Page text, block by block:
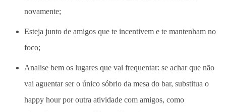
novamente;
Esteja junto de amigos que te incentivem e te mantenham no
foco;
Analise bem os lugares que vai frequentar: se achar que não
vai aguentar ser o único sóbrio da mesa do bar, substitua o
happy hour por outra atividade com amigos, como